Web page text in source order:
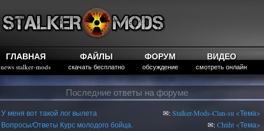
ГЛАВНАЯ
news stalker-mods
ФАЙЛЫ
скачать бесплатно
ФОРУМ
обсуждение
ВИДЕО
смотреть онлайн
Последние ответы на форуме
У меня вот такой лог вылета ✉:Stalker-Mods-Clan-su <Тема>
Вопросы/Ответы Курс молодого бойца. ✉:Chtiht <Тема>